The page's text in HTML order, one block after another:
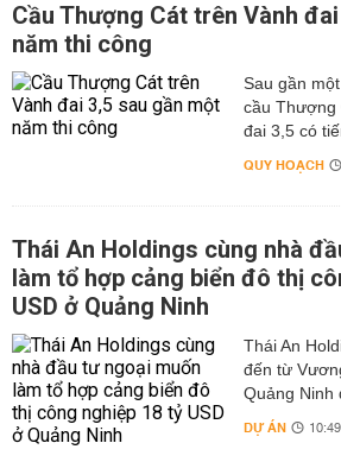
Cầu Thượng Cát trên Vành
năm thi công
Sau gần
cầu Thượng
đai 3,5 có
QUY HOẠCH
Thái An Holdings cùng nhà
làm tổ hợp cảng biển đô thị
USD ở Quảng Ninh
Thái An
đến từ
Quảng Ninh
DỰ ÁN